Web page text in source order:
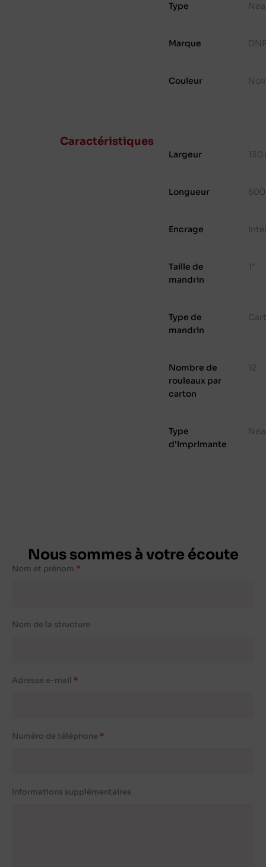
Type
Marque
Couleur Noir
Caractéristiques
Largeur 130
Longueur
Encrage
Taille de
mandrin
1"
Type de
mandrin
Nombre de
rouleaux par
carton
12
Type
d'imprimante
Nous sommes à votre écoute
Nom et prénom
Nom de la structure
Adresse e-mail
Numéro de téléphone
Informations supplémentaires